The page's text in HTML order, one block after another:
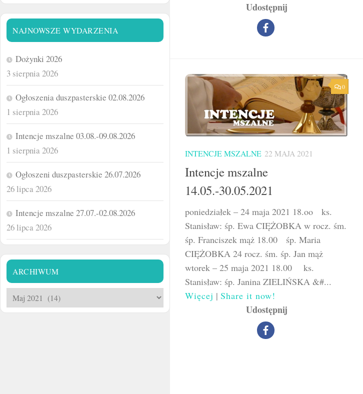
Udostępnij
0
INTENCJE MSZALNE 22 MAJA 2021
Intencje mszalne
14.05.-30.05.2021
poniedziałek – 24 maja 2021 18.oo ks.
Stanisław: śp. Ewa CIĘŻOBKA w rocz. śm.
śp. Franciszek mąż 18.00 śp. Maria
CIĘŻOBKA 24 rocz. śm. śp. Jan mąż
wtorek – 25 maja 2021 18.00 ks.
Stanisław: śp. Janina ZIELIŃSKA &#...
Więcej | Share it now!
Udostępnij
NAJNOWSZE WYDARZENIA
Dożynki 2026
3 sierpnia 2026
Ogłoszenia duszpasterskie 02.08.2026
1 sierpnia 2026
Intencje mszalne 03.08.-09.08.2026
1 sierpnia 2026
Ogłoszeni duszpasterskie 26.07.2026
26 lipca 2026
Intencje mszalne 27.07.-02.08.2026
26 lipca 2026
ARCHIWUM
Archiwum